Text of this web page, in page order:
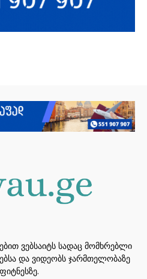
ვებსაიტს სადაც მომხრებლი
და ვიდეობს ჯარმთელობაზე